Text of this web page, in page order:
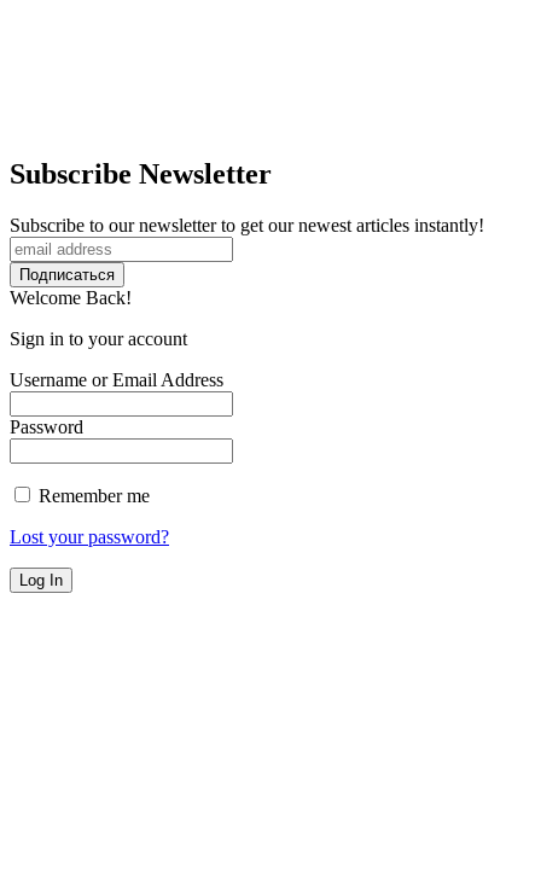
Subscribe Newsletter
Subscribe to our newsletter to get our newest articles instantly!
Welcome Back!
Sign in to your account
Username or Email Address
Password
Remember me
Lost your password?